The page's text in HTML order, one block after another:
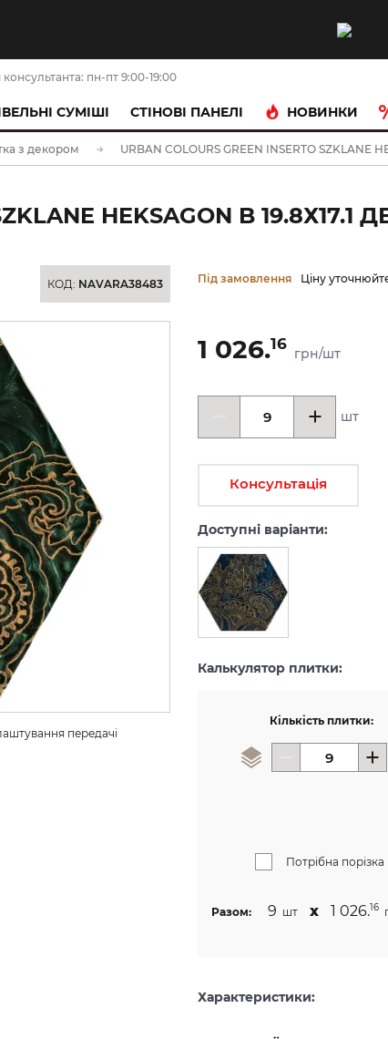
пн-пт 9:00-19:00
СУМІШІ CТІНОВІ ПАНЕЛІ НОВИНКИ
з декором URBAN COLOURS GREEN INSERTO SZKLANE
HEKSAGON B
КОД: NAVARA38483
передачі
Під замовлення Ціну
1 026.16
грн/шт
шт
Консультація
Доступні варіанти:
Калькулятор плитки:
Кількість плитки:
Потрібна порізка
Разом: 9 шт х 1 026.16
Характеристики: